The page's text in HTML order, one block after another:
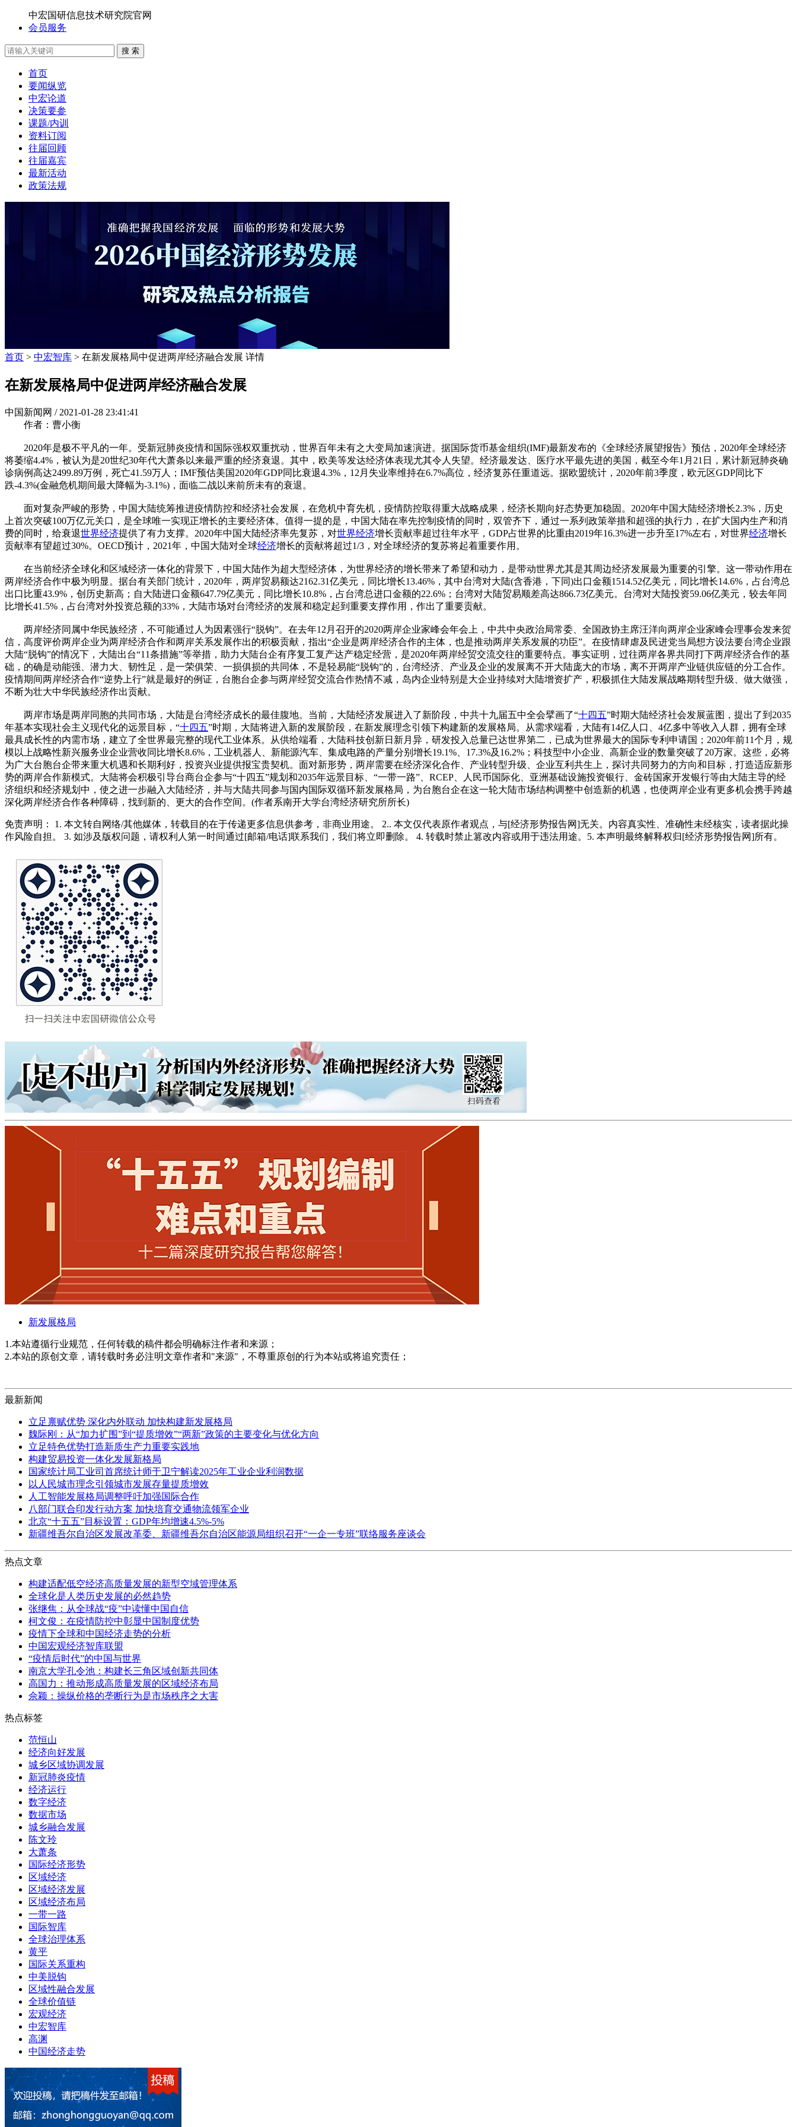
中宏国研信息技术研究院官网
会员服务
搜 索
首页
要闻纵览
中宏论道
决策要参
课题/内训
资料订阅
往届回顾
往届嘉宾
最新活动
政策法规
首页 > 中宏智库 > 在新发展格局中促进两岸经济融合发展 详情
在新发展格局中促进两岸经济融合发展
中国新闻网 / 2021-01-28 23:41:41
作者：曹小衡
2020年是极不平凡的一年。受新冠肺炎疫情和国际强权双重扰动，世界百年未有之大变局加速演进。据国际货币基金组织(IMF)最新发布的《全球经济展望报告》预估，2020年全球经济
将萎缩4.4%，被认为是20世纪30年代大萧条以来最严重的经济衰退。其中，欧美等发达经济体表现尤其令人失望。经济最发达、医疗水平最先进的美国，截至今年1月21日，累计新冠肺炎确
诊病例高达2499.89万例，死亡41.59万人；IMF预估美国2020年GDP同比衰退4.3%，12月失业率维持在6.7%高位，经济复苏任重道远。据欧盟统计，2020年前3季度，欧元区GDP同比下
跌-4.3%(金融危机期间最大降幅为-3.1%)，面临二战以来前所未有的衰退。
面对复杂严峻的形势，中国大陆统筹推进疫情防控和经济社会发展，在危机中育先机，疫情防控取得重大战略成果，经济长期向好态势更加稳固。2020年中国大陆经济增长2.3%，历史
上首次突破100万亿元关口，是全球唯一实现正增长的主要经济体。值得一提的是，中国大陆在率先控制疫情的同时，双管齐下，通过一系列政策举措和超强的执行力，在扩大国内生产和消
费的同时，给衰退世界经济提供了有力支撑。2020年中国大陆经济率先复苏，对世界经济增长贡献率超过往年水平，GDP占世界的比重由2019年16.3%进一步升至17%左右，对世界经济增长
贡献率有望超过30%。OECD预计，2021年，中国大陆对全球经济增长的贡献将超过1/3，对全球经济的复苏将起着重要作用。
在当前经济全球化和区域经济一体化的背景下，中国大陆作为超大型经济体，为世界经济的增长带来了希望和动力，是带动世界尤其是其周边经济发展最为重要的引擎。这一带动作用在
两岸经济合作中极为明显。据台有关部门统计，2020年，两岸贸易额达2162.31亿美元，同比增长13.46%，其中台湾对大陆(含香港，下同)出口金额1514.52亿美元，同比增长14.6%，占台湾总
出口比重43.9%，创历史新高；自大陆进口金额647.79亿美元，同比增长10.8%，占台湾总进口金额的22.6%；台湾对大陆贸易顺差高达866.73亿美元。台湾对大陆投资59.06亿美元，较去年同
比增长41.5%，占台湾对外投资总额的33%，大陆市场对台湾经济的发展和稳定起到重要支撑作用，作出了重要贡献。
两岸经济同属中华民族经济，不可能通过人为因素强行“脱钩”。在去年12月召开的2020两岸企业家峰会年会上，中共中央政治局常委、全国政协主席汪洋向两岸企业家峰会理事会发来贺
信，高度评价两岸企业为两岸经济合作和两岸关系发展作出的积极贡献，指出“企业是两岸经济合作的主体，也是推动两岸关系发展的功臣”。在疫情肆虐及民进党当局想方设法要台湾企业跟
大陆“脱钩”的情况下，大陆出台“11条措施”等举措，助力大陆台企有序复工复产达产稳定经营，是2020年两岸经贸交流交往的重要特点。事实证明，过往两岸各界共同打下两岸经济合作的基
础，的确是动能强、潜力大、韧性足，是一荣俱荣、一损俱损的共同体，不是轻易能“脱钩”的，台湾经济、产业及企业的发展离不开大陆庞大的市场，离不开两岸产业链供应链的分工合作。
疫情期间两岸经济合作“逆势上行”就是最好的例证，台胞台企参与两岸经贸交流合作热情不减，岛内企业特别是大企业持续对大陆增资扩产，积极抓住大陆发展战略期转型升级、做大做强，
不断为壮大中华民族经济作出贡献。
两岸市场是两岸同胞的共同市场，大陆是台湾经济成长的最佳腹地。当前，大陆经济发展进入了新阶段，中共十九届五中全会擘画了“十四五”时期大陆经济社会发展蓝图，提出了到2035
年基本实现社会主义现代化的远景目标，“十四五”时期，大陆将进入新的发展阶段，在新发展理念引领下构建新的发展格局。从需求端看，大陆有14亿人口、4亿多中等收入人群，拥有全球
最具成长性的内需市场，建立了全世界最完整的现代工业体系。从供给端看，大陆科技创新日新月异，研发投入总量已达世界第二，已成为世界最大的国际专利申请国；2020年前11个月，规
模以上战略性新兴服务业企业营收同比增长8.6%，工业机器人、新能源汽车、集成电路的产量分别增长19.1%、17.3%及16.2%；科技型中小企业、高新企业的数量突破了20万家。这些，必将
为广大台胞台企带来重大机遇和长期利好，投资兴业提供报宝贵契机。面对新形势，两岸需要在经济深化合作、产业转型升级、企业互利共生上，探讨共同努力的方向和目标，打造适应新形
势的两岸合作新模式。大陆将会积极引导台商台企参与“十四五”规划和2035年远景目标、“一带一路”、RCEP、人民币国际化、亚洲基础设施投资银行、金砖国家开发银行等由大陆主导的经
济组织和经济规划中，使之进一步融入大陆经济，并与大陆共同参与国内国际双循环新发展格局，为台胞台企在这一轮大陆市场结构调整中创造新的机遇，也使两岸企业有更多机会携手跨越
深化两岸经济合作各种障碍，找到新的、更大的合作空间。(作者系南开大学台湾经济研究所所长)
免责声明： 1. 本文转自网络/其他媒体，转载目的在于传递更多信息供参考，非商业用途。 2.. 本文仅代表原作者观点，与[经济形势报告网]无关。内容真实性、准确性未经核实，读者据此操
作风险自担。 3. 如涉及版权问题，请权利人第一时间通过[邮箱/电话]联系我们，我们将立即删除。 4. 转载时禁止篡改内容或用于违法用途。5. 本声明最终解释权归[经济形势报告网]所有。
新发展格局
1.本站遵循行业规范，任何转载的稿件都会明确标注作者和来源；
2.本站的原创文章，请转载时务必注明文章作者和"来源"，不尊重原创的行为本站或将追究责任；
最新新闻
立足禀赋优势 深化内外联动 加快构建新发展格局
魏际刚：从“加力扩围”到“提质增效”“两新”政策的主要变化与优化方向
立足特色优势打造新质生产力重要实践地
构建贸易投资一体化发展新格局
国家统计局工业司首席统计师于卫宁解读2025年工业企业利润数据
以人民城市理念引领城市发展存量提质增效
人工智能发展格局调整呼吁加强国际合作
八部门联合印发行动方案 加快培育交通物流领军企业
北京“十五五”目标设置：GDP年均增速4.5%-5%
新疆维吾尔自治区发展改革委、新疆维吾尔自治区能源局组织召开“一企一专班”联络服务座谈会
热点文章
构建适配低空经济高质量发展的新型空域管理体系
全球化是人类历史发展的必然趋势
张继焦：从全球战“疫”中读懂中国自信
柯文俊：在疫情防控中彰显中国制度优势
疫情下全球和中国经济走势的分析
中国宏观经济智库联盟
“疫情后时代”的中国与世界
南京大学孔令池：构建长三角区域创新共同体
高国力：推动形成高质量发展的区域经济布局
佘颖：操纵价格的垄断行为是市场秩序之大害
热点标签
范恒山
经济向好发展
城乡区域协调发展
新冠肺炎疫情
经济运行
数字经济
数据市场
城乡融合发展
陈文玲
大萧条
国际经济形势
区域经济
区域经济发展
区域经济布局
一带一路
国际智库
全球治理体系
黄平
国际关系重构
中美脱钩
区域性融合发展
全球价值链
宏观经济
中宏智库
高渊
中国经济走势